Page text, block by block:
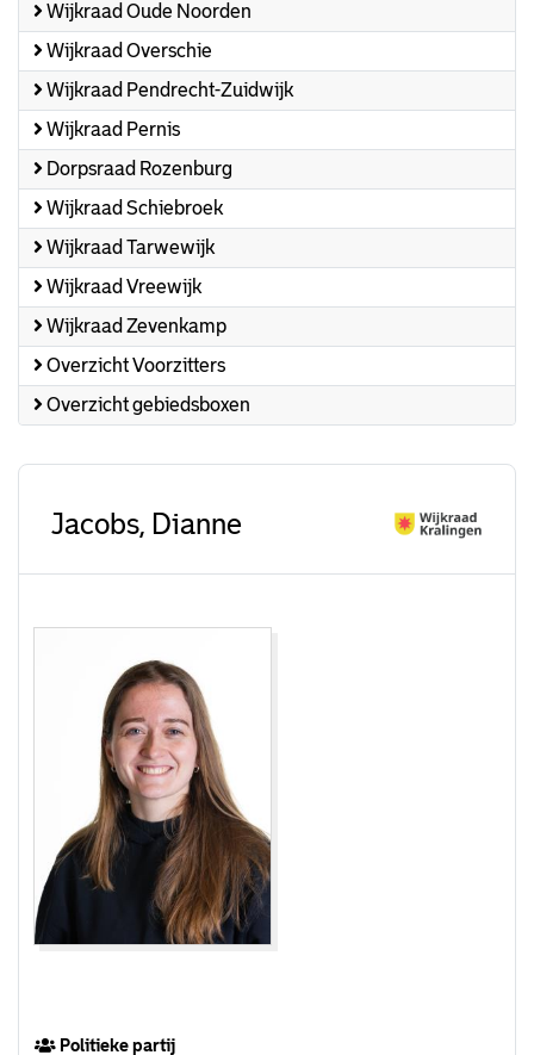
Wijkraad Oude Noorden
Wijkraad Overschie
Wijkraad Pendrecht-Zuidwijk
Wijkraad Pernis
Dorpsraad Rozenburg
Wijkraad Schiebroek
Wijkraad Tarwewijk
Wijkraad Vreewijk
Wijkraad Zevenkamp
Overzicht Voorzitters
Overzicht gebiedsboxen
Jacobs, Dianne
Politieke partij